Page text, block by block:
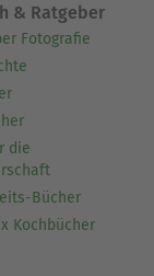
& Ratgeber
Fotografie
die
Bücher
Kochbücher